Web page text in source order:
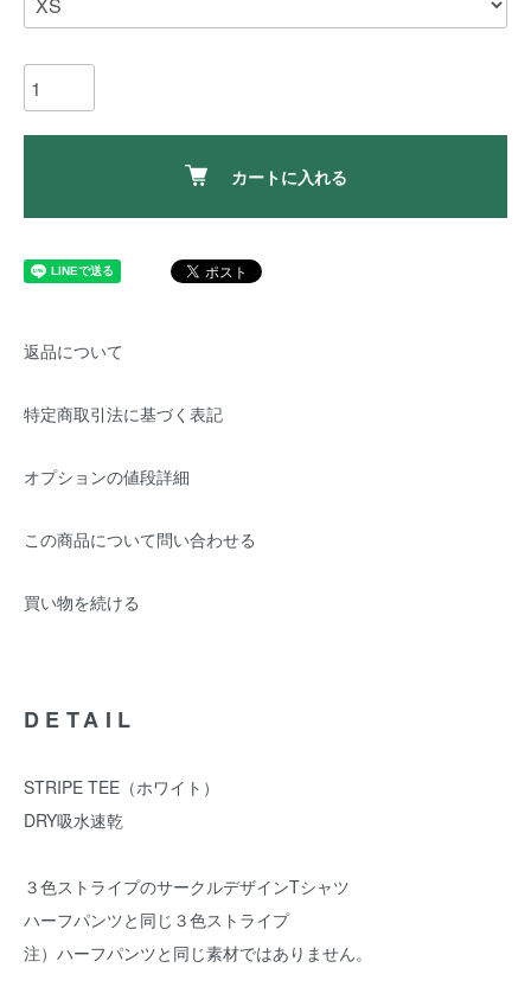
カートに入れる
返品について
特定商取引法に基づく表記
オプションの値段詳細
この商品について問い合わせる
買い物を続ける
DETAIL
STRIPE TEE（ホワイト）
DRY吸水速乾
３色ストライプのサークルデザインTシャツ
ハーフパンツと同じ３色ストライプ
注）ハーフパンツと同じ素材ではありません。